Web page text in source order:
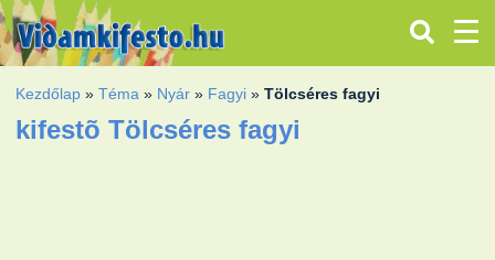
Kezdőlap »Téma » Nyár » Fagyi »Tölcséres fagyi
kifestõ Tölcséres fagyi